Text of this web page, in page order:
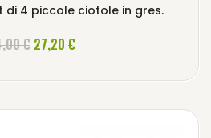
di 4 piccole ciotole in gres.
€ 27,20 €
AL CARRELLO